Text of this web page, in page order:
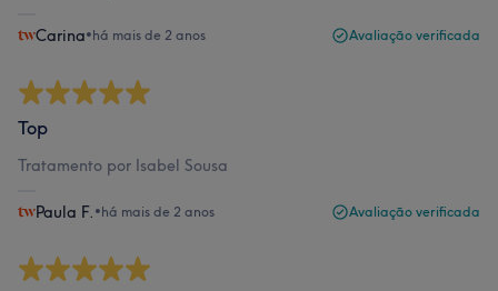
Carina•há mais de 2 anos Avaliação verificada
Top
Tratamento por Isabel Sousa
Paula F. •há mais de 2 anos Avaliação verificada